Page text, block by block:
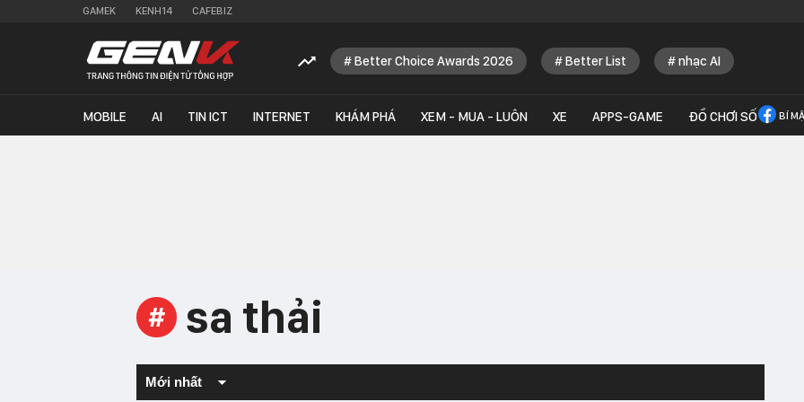
GAMEK KENH14 CAFEBIZ
Better Choice Awards 2026 Better List nhạc AI
MOBILE AI TIN ICT INTERNET KHÁM PHÁ XEM - MUA - LUÔN XE APPS-GAME ĐỒ CHƠI SỐ BÍ
# sa thải
Mới nhất